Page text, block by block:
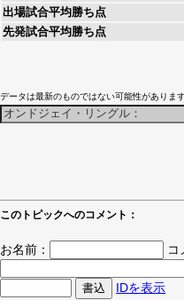
出場試合平均勝ち点
先発試合平均勝ち点
データは最新のものではない可能性がありま
このトピックへのコメント：
お名前：
コ
IDを表示